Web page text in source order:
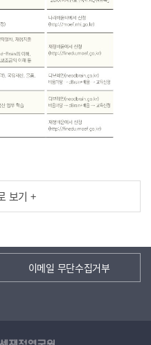
보기 +
이메일 무단수집거부